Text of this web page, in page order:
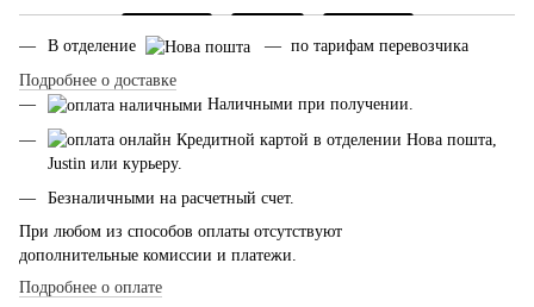
В отделение
— по тарифам перевозчика
Подробнее о доставке
Наличными при получении.
Кредитной картой в отделении Нова пошта,
Justin или курьеру.
Безналичными на расчетный счет.
При любом из способов оплаты отсутствуют
дополнительные комиссии и платежи.
Подробнее о оплате